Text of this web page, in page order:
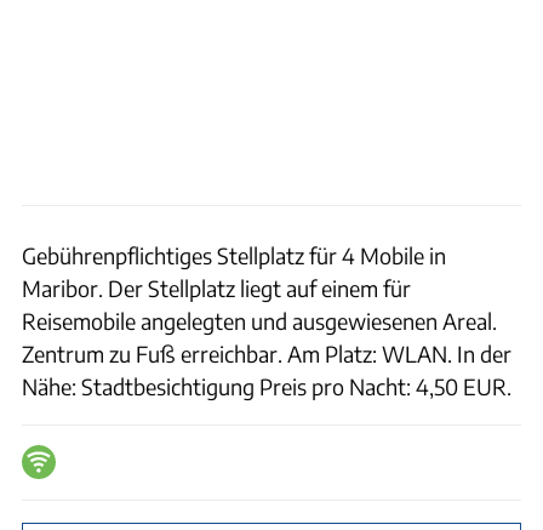
Gebührenpflichtiges Stellplatz für 4 Mobile in
Maribor. Der Stellplatz liegt auf einem für
Reisemobile angelegten und ausgewiesenen Areal.
Zentrum zu Fuß erreichbar. Am Platz: WLAN. In der
Nähe: Stadtbesichtigung Preis pro Nacht: 4,50 EUR.